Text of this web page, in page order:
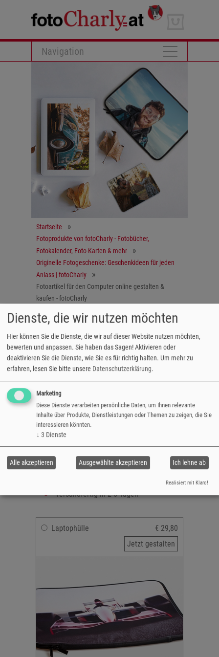
Navigation
Startseite
Fotoprodukte von fotoCharly - Fotobücher,
Fotokalender, Foto-Karten & mehr
Originelle Fotogeschenke: Geschenkideen für jeden
Anlass | fotoCharly
Fotoartikel für den Computer online gestalten &
kaufen - fotoCharly
Laptophülle
Schützt und schmückt
Die praktische Schutzhülle aus Neopren bietet
Schutz gegen Staub, Feuchtigkeit und kleine
Alltagsunfälle wie Stöße und Kratzer. Mit
einem spezifischen Foto oder Design bedruckt
sind sie außerdem echte Hingucker!
Größe: 43,5 x 34 cm
beidseitig bedruckbar
Material: Neopren
mit Reißverschluss
schützt gegen Staub & Feuchtigkeit
versandfertig in 2-5 Tagen
Laptophülle
€ 29,80
Jetzt gestalten
Dienste, die wir nutzen möchten
Hier können Sie die Dienste, die wir auf dieser Website nutzen möchten,
bewerten und anpassen. Sie haben das Sagen! Aktivieren oder
deaktivieren Sie die Dienste, wie Sie es für richtig halten. Um mehr zu
erfahren, lesen Sie bitte unsere Datenschutzerklärung.
Marketing
Diese Dienste verarbeiten persönliche Daten, um Ihnen relevante
Inhalte über Produkte, Dienstleistungen oder Themen zu zeigen, die Sie
interessieren könnten.
↓ 3 Dienste
Ich lehne ab
Ausgewählte akzeptieren
Alle akzeptieren
Realisiert mit Klaro!